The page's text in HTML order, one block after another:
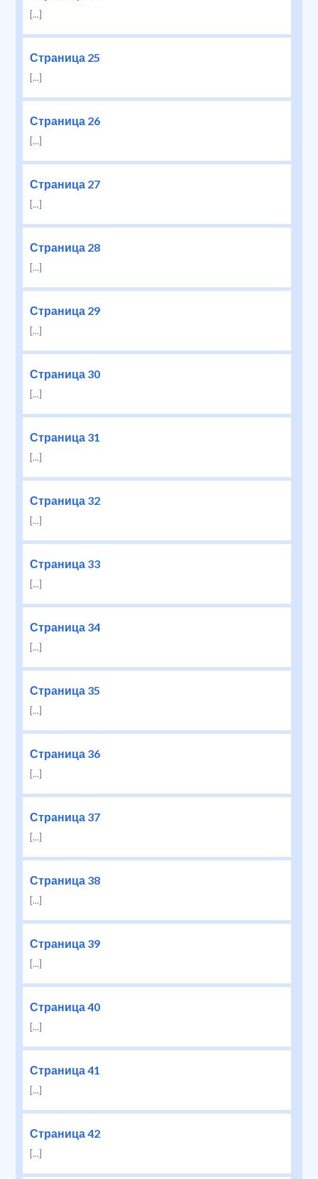
[...]
Страница 25
[...]
Страница 26
[...]
Страница 27
[...]
Страница 28
[...]
Страница 29
[...]
Страница 30
[...]
Страница 31
[...]
Страница 32
[...]
Страница 33
[...]
Страница 34
[...]
Страница 35
[...]
Страница 36
[...]
Страница 37
[...]
Страница 38
[...]
Страница 39
[...]
Страница 40
[...]
Страница 41
[...]
Страница 42
[...]